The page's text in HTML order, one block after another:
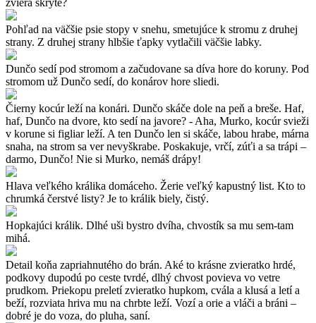
zviera skryté?
Pohľad na väčšie psie stopy v snehu, smetujúce k stromu z druhej
strany. Z druhej strany hlbšie ťapky vytlačili väčšie labky.
Dunčo sedí pod stromom a začudovane sa díva hore do koruny. Pod
stromom už Dunčo sedí, do konárov hore sliedi.
Čierny kocúr leží na konári. Dunčo skáče dole na peň a breše. Haf,
haf, Dunčo na dvore, kto sedí na javore? - Aha, Murko, kocúr svieži
v korune si figliar leží. A ten Dunčo len si skáče, labou hrabe, márna
snaha, na strom sa ver nevyškrabe. Poskakuje, vrčí, zúťi a sa trápi –
darmo, Dunčo! Nie si Murko, nemáš drápy!
Hlava veľkého králika domáceho. Žerie veľký kapustný list. Kto to
chrumká čerstvé listy? Je to králik biely, čistý.
Hopkajúci králik. Dlhé uši bystro dvíha, chvostík sa mu sem-tam
mihá.
Detail koňa zapriahnutého do brán. Aké to krásne zvieratko hrdé,
podkovy dupodú po ceste tvrdé, dlhý chvost povieva vo vetre
prudkom. Priekopu preletí zvieratko hupkom, cvála a klusá a letí a
beží, rozviata hriva mu na chrbte leží. Vozí a orie a vláči a bráni –
dobré je do voza, do pluha, saní.